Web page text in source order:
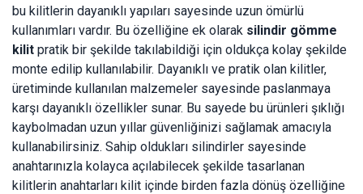
bu kilitlerin dayanıklı yapıları sayesinde uzun ömürlü
kullanımları vardır. Bu özelliğine ek olarak silindir gömme
kilit pratik bir şekilde takılabildiği için oldukça kolay şekilde
monte edilip kullanılabilir. Dayanıklı ve pratik olan kilitler,
üretiminde kullanılan malzemeler sayesinde paslanmaya
karşı dayanıklı özellikler sunar. Bu sayede bu ürünleri şıklığı
kaybolmadan uzun yıllar güvenliğinizi sağlamak amacıyla
kullanabilirsiniz. Sahip oldukları silindirler sayesinde
anahtarınızla kolayca açılabilecek şekilde tasarlanan
kilitlerin anahtarları kilit içinde birden fazla dönüş özelliğine